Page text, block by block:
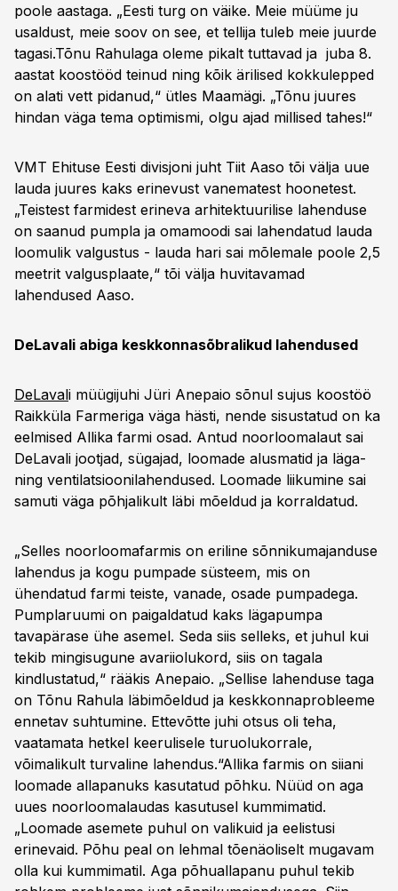
poole aastaga. „Eesti turg on väike. Meie müüme ju
usaldust, meie soov on see, et tellija tuleb meie juurde
tagasi.Tõnu Rahulaga oleme pikalt tuttavad ja juba 8.
aastat koostööd teinud ning kõik ärilised kokkulepped
on alati vett pidanud,“ ütles Maamägi. „Tõnu juures
hindan väga tema optimismi, olgu ajad millised tahes!“
VMT Ehituse Eesti divisjoni juht Tiit Aaso tõi välja uue
lauda juures kaks erinevust vanematest hoonetest.
„Teistest farmidest erineva arhitektuurilise lahenduse
on saanud pumpla ja omamoodi sai lahendatud lauda
loomulik valgustus - lauda hari sai mõlemale poole 2,5
meetrit valgusplaate,“ tõi välja huvitavamad
lahendused Aaso.
DeLavali abiga keskkonnasõbralikud lahendused
DeLavali müügijuhi Jüri Anepaio sõnul sujus koostöö
Raikküla Farmeriga väga hästi, nende sisustatud on ka
eelmised Allika farmi osad. Antud noorloomalaut sai
DeLavali jootjad, sügajad, loomade alusmatid ja läga-
ning ventilatsioonilahendused. Loomade liikumine sai
samuti väga põhjalikult läbi mõeldud ja korraldatud.
„Selles noorloomafarmis on eriline sõnnikumajanduse
lahendus ja kogu pumpade süsteem, mis on
ühendatud farmi teiste, vanade, osade pumpadega.
Pumplaruumi on paigaldatud kaks lägapumpa
tavapärase ühe asemel. Seda siis selleks, et juhul kui
tekib mingisugune avariiolukord, siis on tagala
kindlustatud,“ rääkis Anepaio. „Sellise lahenduse taga
on Tõnu Rahula läbimõeldud ja keskkonnaprobleeme
ennetav suhtumine. Ettevõtte juhi otsus oli teha,
vaatamata hetkel keerulisele turuolukorrale,
võimalikult turvaline lahendus.“Allika farmis on siiani
loomade allapanuks kasutatud põhku. Nüüd on aga
uues noorloomalaudas kasutusel kummimatid.
„Loomade asemete puhul on valikuid ja eelistusi
erinevaid. Põhu peal on lehmal tõenäoliselt mugavam
olla kui kummimatil. Aga põhuallapanu puhul tekib